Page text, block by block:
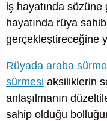
iş hayatında
hayatında rüya
gerçekleştireceğine
Rüyada araba
sürmesi aksiliklerin
anlaşılmanın
sahip olduğu